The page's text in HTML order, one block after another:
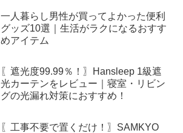
一人暮らし男性が買ってよかった便利
グッズ10選｜生活がラクになるおすす
めアイテム
〖遮光度99.99％！〗Hansleep 1級遮
光カーテンをレビュー｜寝室・リビン
グの光漏れ対策におすすめ！
〖工事不要で置くだけ！〗SAMKYO